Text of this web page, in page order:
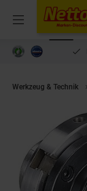
Menü
Werkzeug & Technik